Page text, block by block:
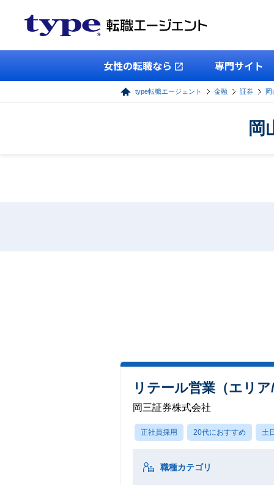
女性の転職なら 専門サイト
type転職エージェント 金融 証券 岡
岡
リテール営業（エリ
岡三証券株式会社
正社員採用 20代におすすめ 土
職種カテゴリ